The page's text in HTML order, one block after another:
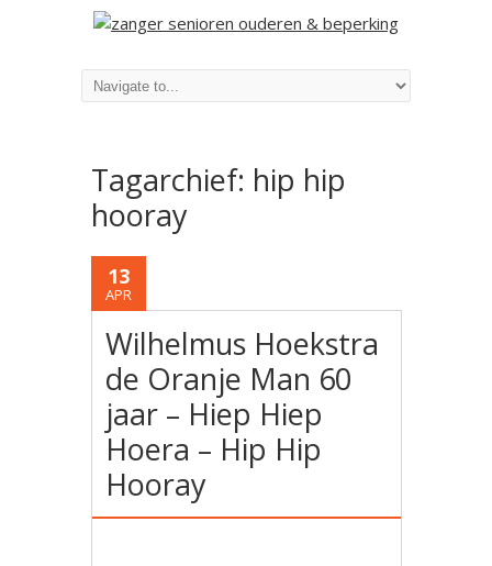
Tagarchief: hip hip
hooray
13
APR
Wilhelmus Hoekstra
de Oranje Man 60
jaar – Hiep Hiep
Hoera – Hip Hip
Hooray